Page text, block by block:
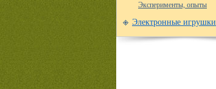
Эксперименты, опыты
Электронные игрушки